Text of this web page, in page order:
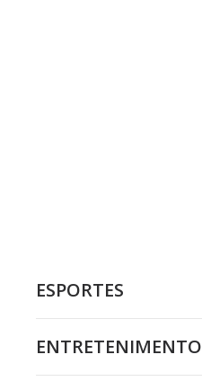
ESPORTES
ENTRETENIMENTO